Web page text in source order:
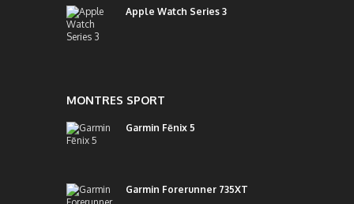
Apple Watch Series 3
MONTRES SPORT
Garmin Fēnix 5
Garmin Forerunner 735XT